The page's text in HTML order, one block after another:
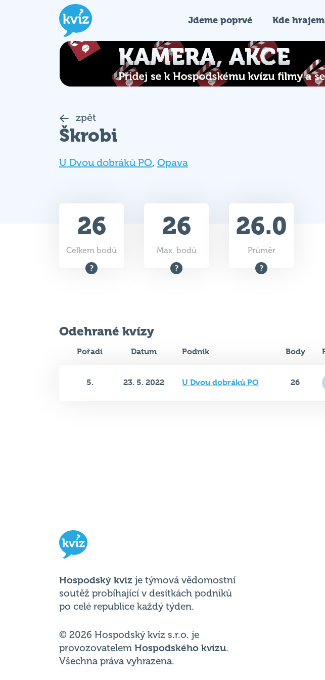
Jdeme poprvé Kde
zpět
Škrobi
U Dvou dobráků PO, Opava
26
Celkem bodů
26
Max. bodů
26.0
Průměr
Odehrané kvízy
Pořadí Datum Podnik Body
5. 23. 5. 2022 U Dvou dobráků PO 26
Hospodský kvíz je týmová vědomostní
soutěž probíhající v desítkách podniků
po celé republice každý týden.
© 2026 Hospodský kvíz s.r.o. je
provozovatelem Hospodského kvízu.
Všechna práva vyhrazena.